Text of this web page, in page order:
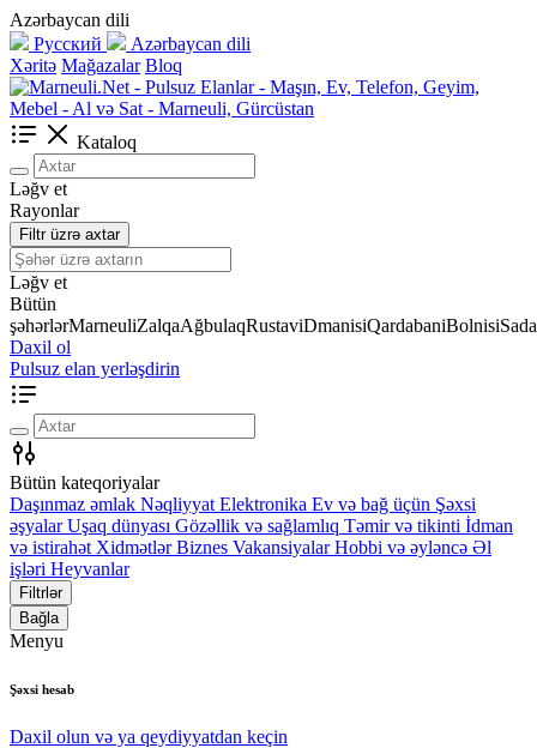
Azərbaycan dili
Русский
Azərbaycan dili
Xəritə Mağazalar Bloq
Kataloq
Ləğv et
Rayonlar
Filtr üzrə axtar
Ləğv et
Bütün
şəhərlərMarneuliZalqaAğbulaqRustaviDmanisiQardabaniBolnisi
Daxil ol
Pulsuz elan yerləşdirin
Bütün kateqoriyalar
Daşınmaz əmlak Nəqliyyat Elektronika Ev və bağ üçün Şəxsi
əşyalar Uşaq dünyası Gözəllik və sağlamlıq Təmir və tikinti İdman
və istirahət Xidmətlər Biznes Vakansiyalar Hobbi və əyləncə Əl
işləri Heyvanlar
Filtrlər
Bağla
Menyu
Şəxsi hesab
Daxil olun və ya qeydiyyatdan keçin